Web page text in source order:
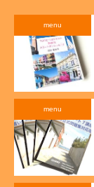
menu
menu